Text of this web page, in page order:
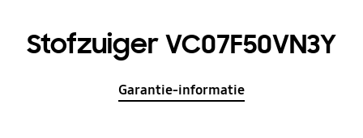
Stofzuiger VC07F50VN3Y
Garantie-informatie